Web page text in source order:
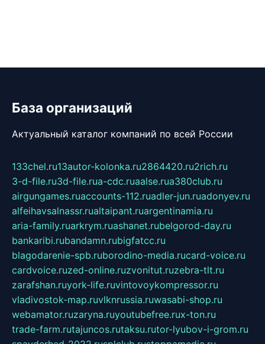
База организаций
Актуальный каталог компаний по всей России
133chel.ru13autor-kolonka.ru2864420.ru2rich.ru
3-d-file.ru3d-file.rua-cdc.ruaalse.rua380club.ru
airgungames.ruaccounts-112.ruadler-jun.ruadonyev.ru
alfeihavsalnassr.rualtaipant.ruargentinamia.ru
aria-family.ruarkrym.ruashanet.rubelgorod-day.ru
bankaribi.rubandamn.rubigfatcc.ru
blagodarenie-spb.ruborodino-media.rucard-voice.ru
cardvoice.ruzed-online.ruzvonitut.ruzebra-tlt.ru
zarafshan.ruyork-life.ruvintovoykompressor.ru
vladivostok-map.ruvlknrussia.ruwasabi-shop.ru
webamator.ruzaryna.ruyoutubefree.rux-ton.ru
trade-farm.rutajuncos.rutaksu.rutor-lyubov-i-grom.ru